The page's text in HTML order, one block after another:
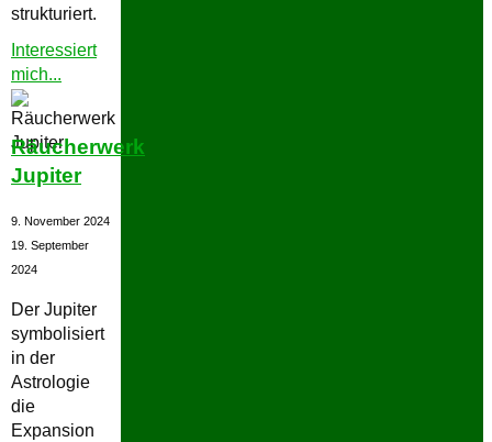
strukturiert.
Interessiert
mich...
Räucherwerk
Jupiter
9. November 2024
19. September
2024
Der Jupiter
symbolisiert
in der
Astrologie
die
Expansion